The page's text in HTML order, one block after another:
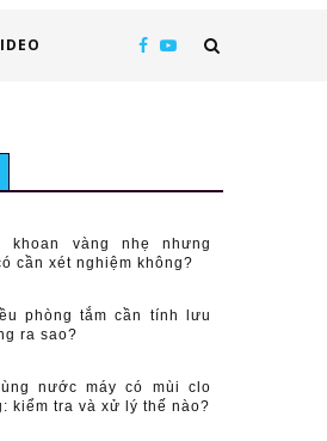
khoan vàng nhẹ nhưng
cần xét nghiệm không?
phòng tắm cần tính lưu
ra sao?
nước máy có mùi clo
kiểm tra và xử lý thế nào?